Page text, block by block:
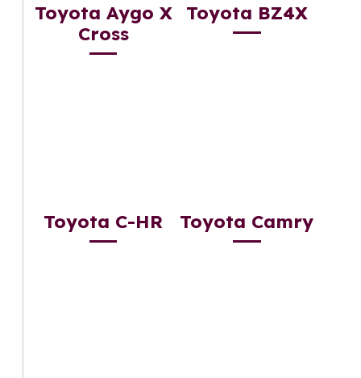
Toyota Aygo X
Cross
Toyota BZ4X
Toyota C-HR Toyota Camry